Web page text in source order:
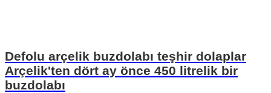
Defolu arçelik buzdolabı teşhir dolaplar
Arçelik'ten dört ay önce 450 litrelik bir
buzdolabı